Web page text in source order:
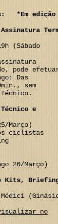
*Em edição
(Sábado
pode
Das
sem
e
Março)
ciclistas
26/Março)
Kits,
no